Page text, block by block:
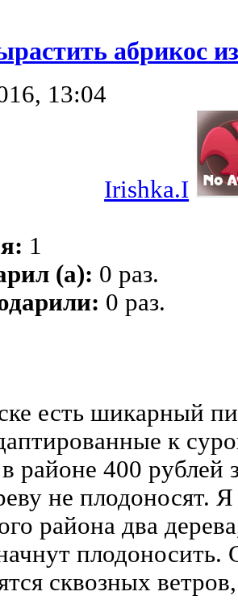
абрикос
13:04
Irishka.I
1
(а): 0 раз.
0 раз.
есть шикарный
к
районе 400 рублей
не плодоносят.
района два
плодоносить.
сквозных